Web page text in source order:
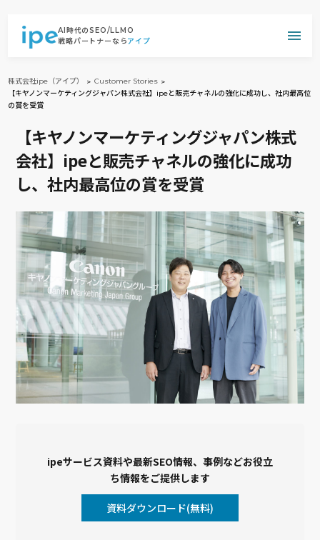
AI時代のSEO/LLMO
戦略パートナーならアイプ
株式会社ipe（アイプ）
Customer Stories
【キヤノンマーケティングジャパン株式会社】ipeと販売チャネルの強化に成功し、社内最高位
の賞を受賞
【キヤノンマーケティングジャパン株式
会社】ipeと販売チャネルの強化に成功
し、社内最高位の賞を受賞
ipeサービス資料や最新SEO情報、事例などお役立
ち情報をご提供します
資料ダウンロード(無料)